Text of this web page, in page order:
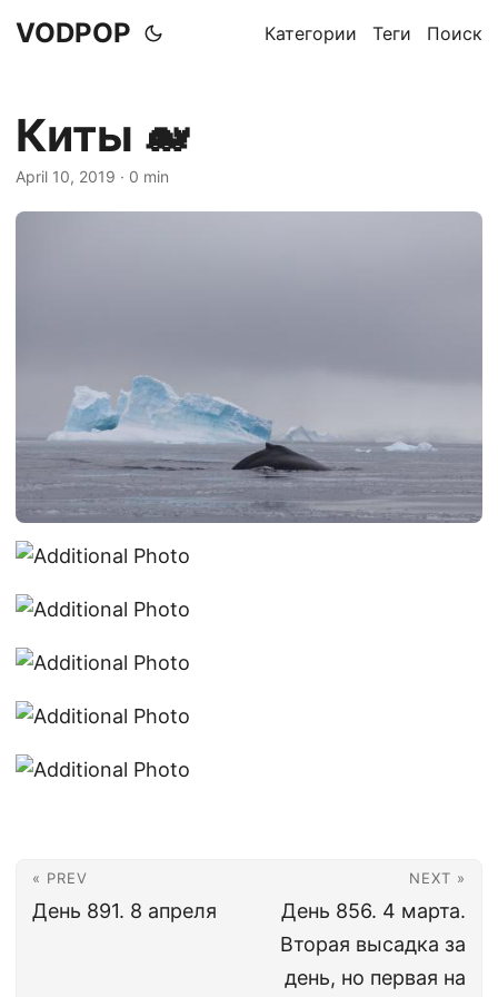
VODPOP Категории Теги Поиск
Киты 🐋
April 10, 2019 · 0 min
« PREV
День 891. 8 апреля
NEXT »
День 856. 4 марта.
Вторая высадка за
день, но первая на